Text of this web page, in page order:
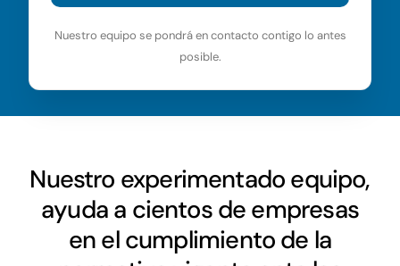
Nuestro equipo se pondrá en contacto contigo lo antes
posible.
Nuestro experimentado equipo,
ayuda a cientos de empresas
en el cumplimiento de la